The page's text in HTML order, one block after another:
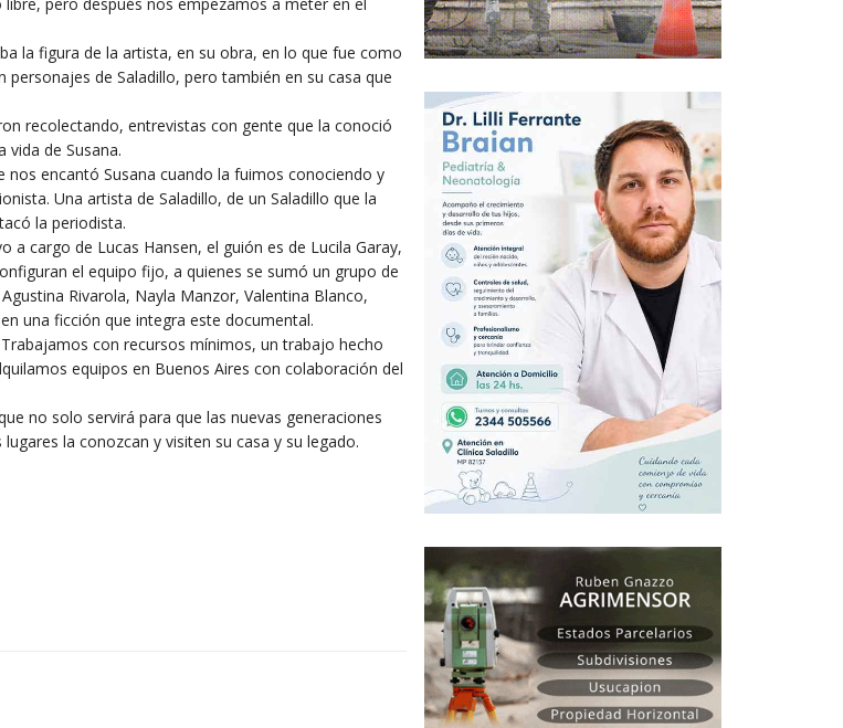
la figura de la artista, en su obra, en lo que fue como
de Saladillo, pero también en su casa que
recolectando, entrevistas con gente que la conoció
de Susana.
encantó Susana cuando la fuimos conociendo y
Una artista de Saladillo, de un Saladillo que la
la periodista.
a cargo de Lucas Hansen, el guión es de Lucila Garay,
el equipo fijo, a quienes se sumó un grupo de
Rivarola, Nayla Manzor, Valentina Blanco,
una ficción que integra este documental.
con recursos mínimos, un trabajo hecho
equipos en Buenos Aires con colaboración del
no solo servirá para que las nuevas generaciones
la conozcan y visiten su casa y su legado.